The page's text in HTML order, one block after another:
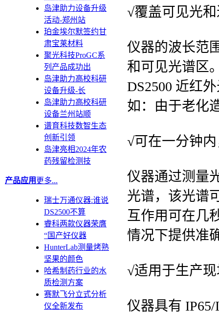
岛津助力设备升级
活动-郑州站
珀金埃尔默签约甘
肃宝莱材料
聚光科技ProGC系
列产品成功出
岛津助力高校科研
设备升级-长
岛津助力高校科研
设备兰州站顺
谱育科技数智生态
创新引领
岛津亮相2024年农
药残留检测技
产品应用 更多...
瑞士万通仪器:谁说
DS2500不算
睿科两款仪器荣膺
“国产好仪器
HunterLab测量烤熟
坚果的颜色
哈希制药行业的水
质检测方案
赛默飞分立式分析
仪全新发布
√覆盖可见光
仪器的波长范
和可见光谱区
DS2500 近红
如：由于老化
√可在一分钟
仪器通过测量
光谱，该光谱
互作用可在几
情况下提供准
√适用于生产
仪器具有